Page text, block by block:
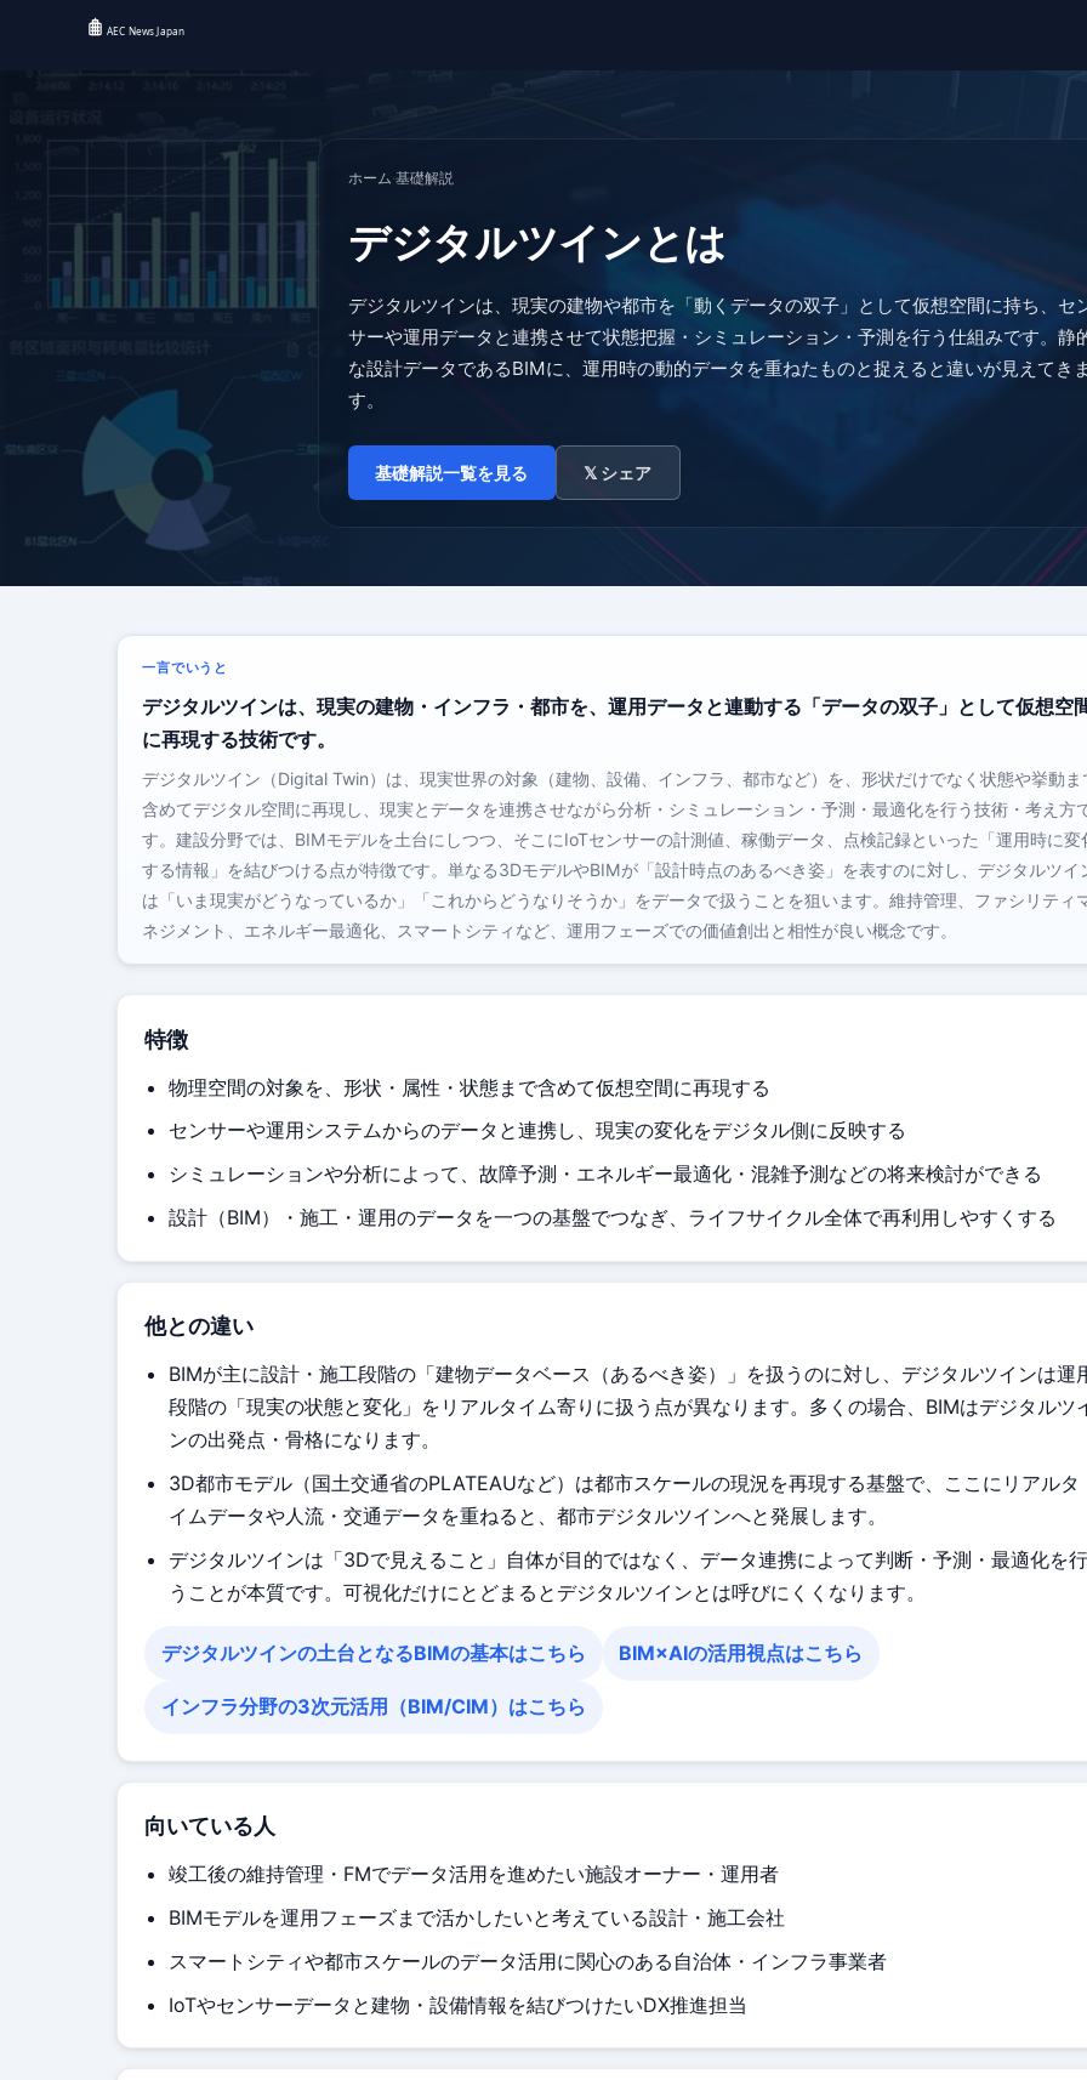
ホーム·基礎解説
デジタルツインとは
デジタルツインは、現実の建物や都市を「動くデータの双子」として仮想空間に持ち、セ
サーや運用データと連携させて状態把握・シミュレーション・予測を行う仕組みです。静
な設計データであるBIMに、運用時の動的データを重ねたものと捉えると違いが見えてきま
す。
基礎解説一覧を見る 𝕏 シェア
一言でいうと
デジタルツインは、現実の建物・インフラ・都市を、運用データと連動する「データの双子」として仮想空
に再現する技術です。
デジタルツイン（Digital Twin）は、現実世界の対象（建物、設備、インフラ、都市など）を、形状だけでなく状態や挙動ま
含めてデジタル空間に再現し、現実とデータを連携させながら分析・シミュレーション・予測・最適化を行う技術・考え方
す。建設分野では、BIMモデルを土台にしつつ、そこにIoTセンサーの計測値、稼働データ、点検記録といった「運用時に変
する情報」を結びつける点が特徴です。単なる3DモデルやBIMが「設計時点のあるべき姿」を表すのに対し、デジタルツイ
は「いま現実がどうなっているか」「これからどうなりそうか」をデータで扱うことを狙います。維持管理、ファシリティ
ネジメント、エネルギー最適化、スマートシティなど、運用フェーズでの価値創出と相性が良い概念です。
特徴
物理空間の対象を、形状・属性・状態まで含めて仮想空間に再現する
センサーや運用システムからのデータと連携し、現実の変化をデジタル側に反映する
シミュレーションや分析によって、故障予測・エネルギー最適化・混雑予測などの将来検討ができる
設計（BIM）・施工・運用のデータを一つの基盤でつなぎ、ライフサイクル全体で再利用しやすくする
他との違い
BIMが主に設計・施工段階の「建物データベース（あるべき姿）」を扱うのに対し、デジタルツインは運
段階の「現実の状態と変化」をリアルタイム寄りに扱う点が異なります。多くの場合、BIMはデジタルツ
ンの出発点・骨格になります。
3D都市モデル（国土交通省のPLATEAUなど）は都市スケールの現況を再現する基盤で、ここにリアルタ
イムデータや人流・交通データを重ねると、都市デジタルツインへと発展します。
デジタルツインは「3Dで見えること」自体が目的ではなく、データ連携によって判断・予測・最適化を行
うことが本質です。可視化だけにとどまるとデジタルツインとは呼びにくくなります。
デジタルツインの土台となるBIMの基本はこちら BIM×AIの活用視点はこちら
インフラ分野の3次元活用（BIM/CIM）はこちら
向いている人
竣工後の維持管理・FMでデータ活用を進めたい施設オーナー・運用者
BIMモデルを運用フェーズまで活かしたいと考えている設計・施工会社
スマートシティや都市スケールのデータ活用に関心のある自治体・インフラ事業者
IoTやセンサーデータと建物・設備情報を結びつけたいDX推進担当